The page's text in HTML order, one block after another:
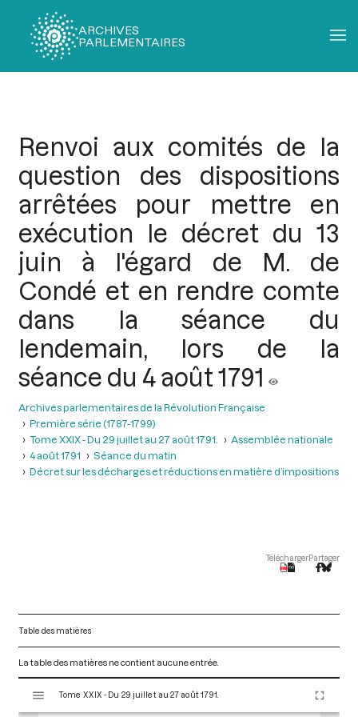
ARCHIVES
PARLEMENTAIRES
Renvoi aux comités de la
question des dispositions
arrêtées pour mettre en
exécution le décret du 13
juin à l'égard de M. de
Condé et en rendre comte
dans la séance du
lendemain, lors de la
séance du 4 août 1791
Archives parlementaires de la Révolution Française
Première série (1787-1799)
Tome XXIX - Du 29 juillet au 27 août 1791.
Assemblée nationale
4 août 1791
Séance du matin
Décret sur les décharges et réductions en matière d’impositions
TéléchargerPartager
Table des matières
La table des matières ne contient aucune entrée.
Tome XXIX - Du 29 juillet au 27 août 1791.